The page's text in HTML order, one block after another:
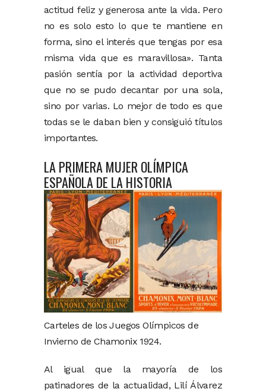
actitud feliz y generosa ante la vida. Pero
no es solo esto lo que te mantiene en
forma, sino el interés que tengas por esa
misma vida que es maravillosa». Tanta
pasión sentía por la actividad deportiva
que no se pudo decantar por una sola,
sino por varias. Lo mejor de todo es que
todas se le daban bien y consiguió títulos
importantes.
LA PRIMERA MUJER OLÍMPICA
ESPAÑOLA DE LA HISTORIA
Carteles de los Juegos Olímpicos de
Invierno de Chamonix 1924.
Al igual que la mayoría de los
patinadores de la actualidad, Lilí Álvarez